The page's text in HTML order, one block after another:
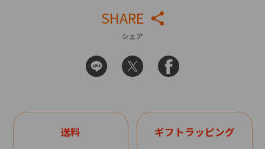
SHARE
シェア
送料 ギフトラッピング